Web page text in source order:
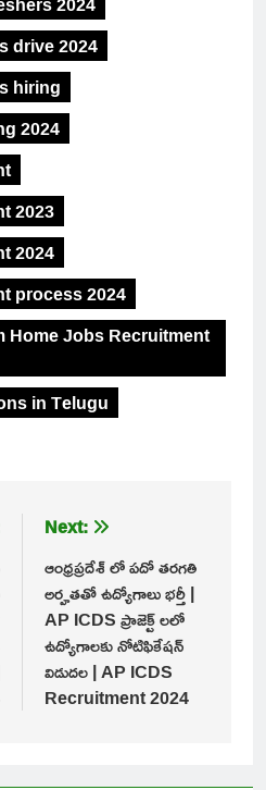
drive 2024
hiring
2024
2023
2024
process 2024
Jobs Recruitment
in Telugu
Next:
ఆంధ్రప్రదేశ్ లో పదో తరగతి
అర్హతతో ఉద్యోగాలు భర్తీ |
AP ICDS ప్రాజెక్ట్ లలో
ఉద్యోగాలకు నోటిఫికేషన్
విడుదల | AP ICDS
Recruitment 2024